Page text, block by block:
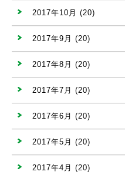
2017年10月 (20)
2017年9月 (20)
2017年8月 (20)
2017年7月 (20)
2017年6月 (20)
2017年5月 (20)
2017年4月 (20)